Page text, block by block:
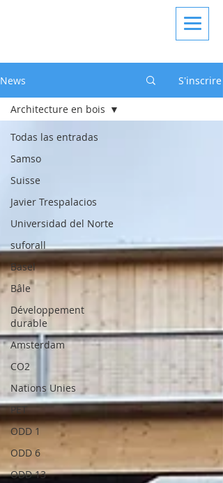
News S'inscrire
Todas las entradas
Samso
Suisse
Javier Trespalacios
Universidad del Norte
suforall
Basel
Bâle
Développement
durable
Amsterdam
CO2
Nations Unies
PET
ODD 1
ODD 6
ODD 13
Architecture en bois